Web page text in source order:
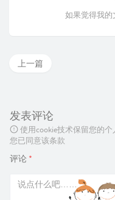
如果觉得我
上一篇
发表评论
使用cookie技术保留您的
您已同意该条款
评论 *